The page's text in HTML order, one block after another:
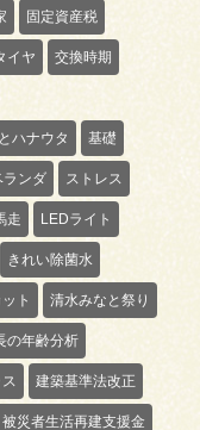
固定資産税
イヤ 交換時期
ハナウタ 基礎
ランダ ストレス
走 LEDライト
きれい除菌水
ト 清水みなと祭り
の年齢分析
建築基準法改正
被災者生活再建支援金